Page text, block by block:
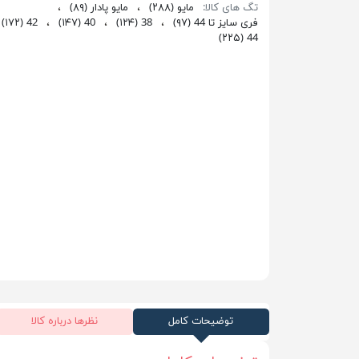
تگ های کالا: مایو(۲۸۸) ، مایو پادار(۸۹)
،
فری سایز تا 44
(۹۷) ، 38 (۱۲۴) ، 40 (۱۴۷) ، 42 (۱۷۲)
44 (۲۲۵)
توضیحات کامل نظرها درباره کالا